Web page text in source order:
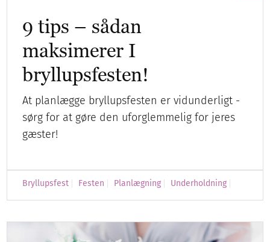
9 tips – sådan
maksimerer I
bryllupsfesten!
At planlægge bryllupsfesten er vidunderligt -
sørg for at gøre den uforglemmelig for jeres
gæster!
Bryllupsfest Festen Planlægning Underholdning